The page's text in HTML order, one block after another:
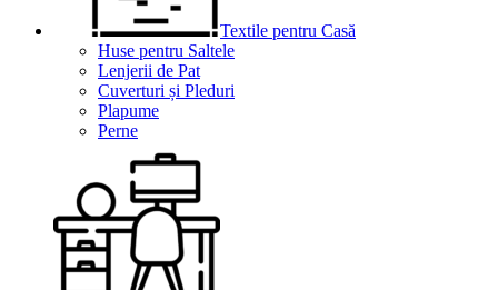
Textile pentru Casă
Huse pentru Saltele
Lenjerii de Pat
Cuverturi și Pleduri
Plapume
Perne